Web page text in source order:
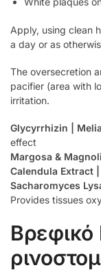
Apply, using clean
a day or as
The oversecretion
pacifier (area with
irritation.
Glycyrrhizin |
effect
Margosa &
Calendula Extract
Sacharomyces
Provides tissues
Βρεφικό